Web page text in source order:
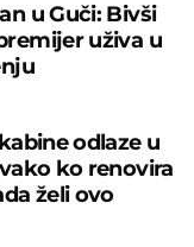
u Guči: Bivši
uživa u
odlaze u
ko renovira
želi ovo